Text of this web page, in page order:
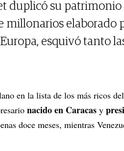
duplicó su
elaborado
esquivó tanto
en la lista de los más ricos
nacido en Caracas y
doce meses, mientras